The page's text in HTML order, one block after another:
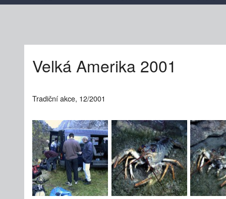
Velká Amerika 2001
Tradiční akce, 12/2001